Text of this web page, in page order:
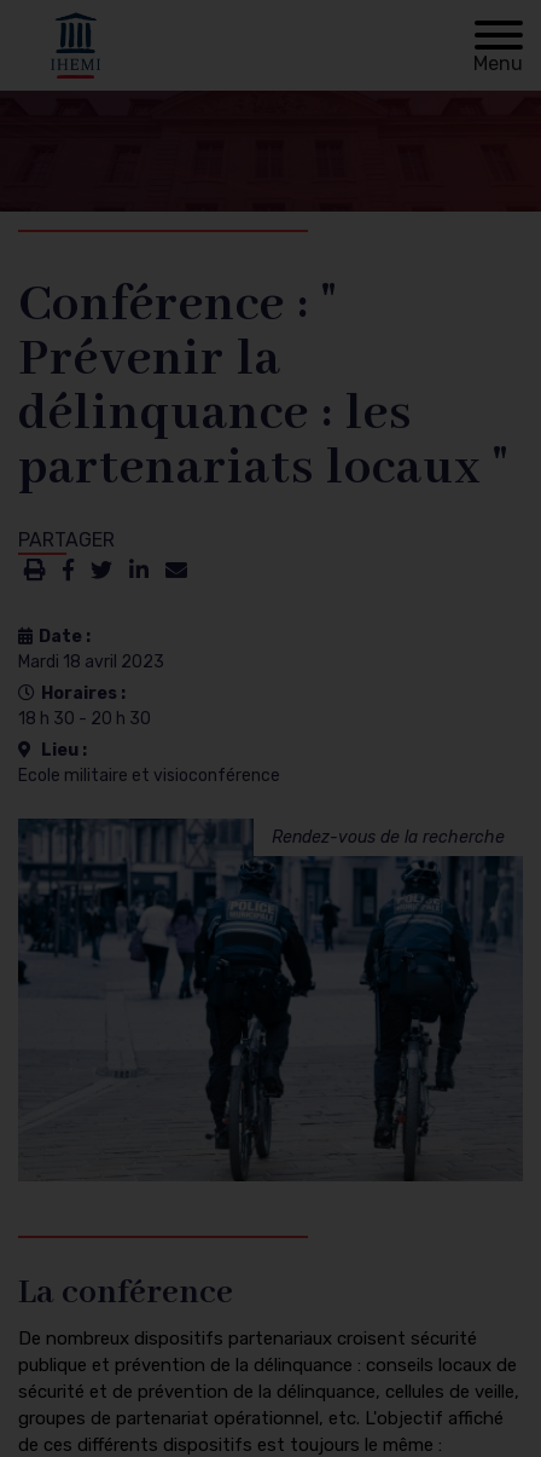
Retour à
Menu
Fil
d'Ariane
Conférence : "
Prévenir la
délinquance : les
partenariats locaux "
Date :
Mardi 18 avril 2023
Horaires :
18 h 30 - 20 h 30
Lieu :
Ecole militaire et visioconférence
Rendez-vous de la recherche
La conférence
De nombreux dispositifs partenariaux croisent sécurité
publique et prévention de la délinquance : conseils locaux de
sécurité et de prévention de la délinquance, cellules de veille,
groupes de partenariat opérationnel, etc. L'objectif affiché
de ces différents dispositifs est toujours le même :